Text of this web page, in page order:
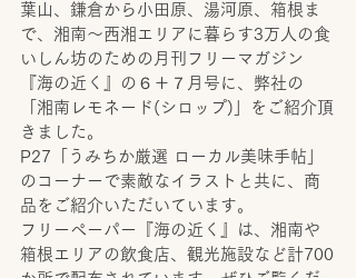
葉山、鎌倉から小田原、湯河原、箱根ま
で、湘南〜西湘エリアに暮らす3万人の食
いしん坊のための月刊フリーマガジン
『海の近く』の６＋７月号に、弊社の
「湘南レモネード(シロップ)」をご紹介頂
きました。
P27「うみちか厳選 ローカル美味手帖」
のコーナーで素敵なイラストと共に、商
品をご紹介いただいています。
フリーペーパー『海の近く』は、湘南や
箱根エリアの飲食店、観光施設など計700